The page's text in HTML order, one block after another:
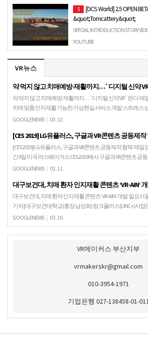
5
[DCS World] 2.5 OPEN
&quot;Tomcattery&quot;
SPECIAL INTRODUCTION STORY
LONG TIME COMING!! I would like to
YOUTUBE
VR뉴스
약 먹지 않고 치매예방·재활까지…`디지털 신약
약 먹지 않고 치매예방·재활까지…`디지털 신약 VR` 뜬다 매
치매 맞춤 인지재활 가능한 가상현실 서비스 개발 스트레스
화시켜주기도 관련기술 보유 국내기업들 의료기기 인증…
GOOGLENEWS | 03.12
[CES 2019] LG유플러스, 구글과 VR콘텐츠 공동제
[CES 2019] LG유플러스, 구글과 VR콘텐츠 공동제작 협력 매
간 9일 미국 라스베이거스 CES 2019에서 구글과 VR콘텐츠 공
트폰 상용화 시점에 맞춰 V…
GOOGLENEWS | 01.11
대구보건대, 치매 환자 인지재활 콘텐츠 ‘VR-AIN’
대구보건대, 치매 환자 인지재활 콘텐츠 ‘VR-AIN’ 개발 일요
기자] 대구보건대학교(총장 남성희) 링크플러스(LINC+)사업
억력이 저하되는 경도인지장애 환자를…
GOOGLENEWS | 03.16
VR메이커스 부산지부
vrmakerskr@gmail.com
010-3954-1971
기업은행 027-138458-01-